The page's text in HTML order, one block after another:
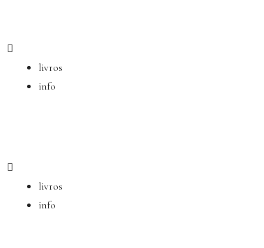
conteúdolivros
info
livros
info